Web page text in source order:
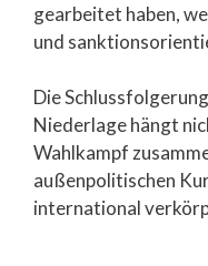
gearbeitet haben,
und
Die
Niederlage hängt
Wahlkampf
außenpolitischen
international